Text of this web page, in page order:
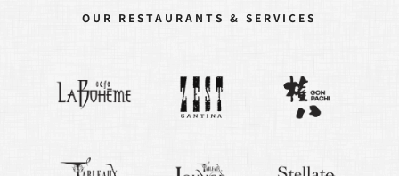
OUR RESTAURANTS & SERVICES